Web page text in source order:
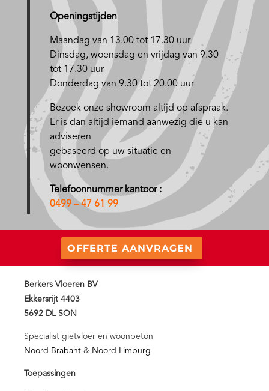
Openingstijden
Maandag van 13.00 tot 17.30 uur
Dinsdag, woensdag en vrijdag van 9.30
tot 17.30 uur
Donderdag van 9.30 tot 20.00 uur
Bezoek onze showroom altijd op afspraak.
Er is dan altijd iemand aanwezig die u kan
adviseren
gebaseerd op uw situatie en
woonwensen.
Telefoonnummer kantoor :
0499 – 47 61 99
OFFERTE AANVRAGEN
Berkers Vloeren BV
Ekkersrijt 4403
5692 DL SON
Specialist gietvloer en woonbeton
Noord Brabant & Noord Limburg
Toepassingen